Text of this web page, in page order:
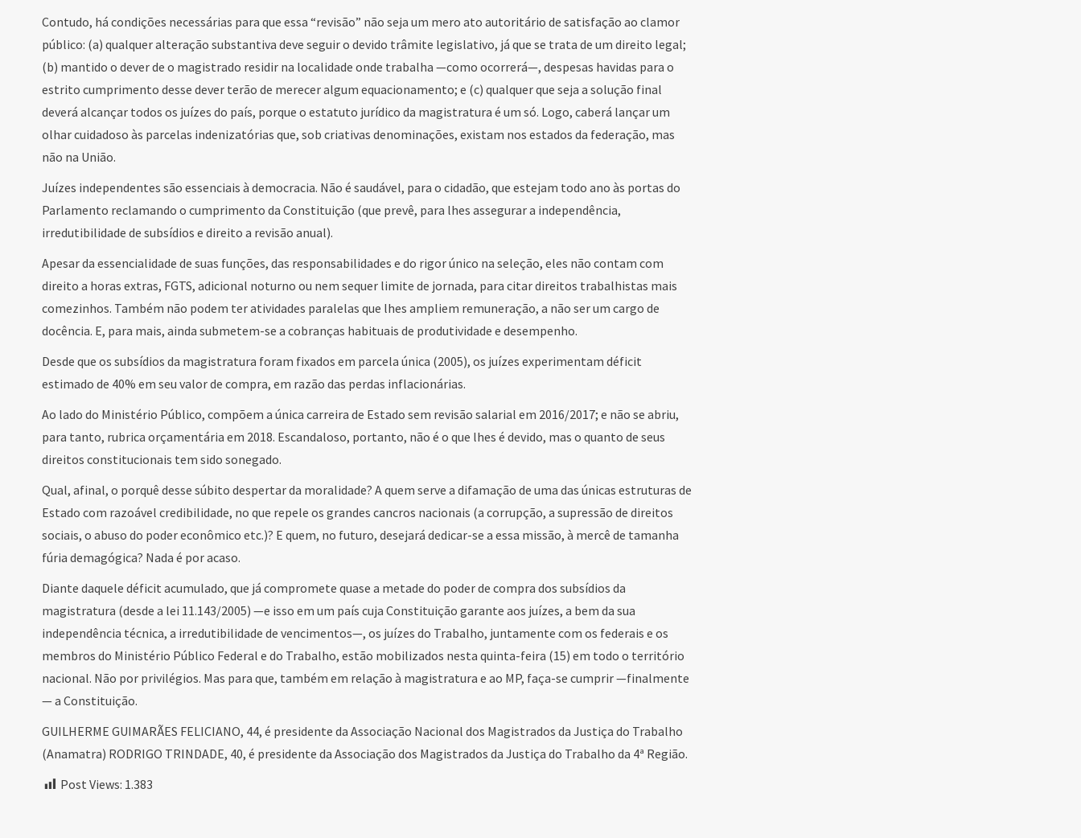
Contudo, há condições necessárias para que essa “revisão” não seja um mero ato autoritário de satisfação ao clamor
público: (a) qualquer alteração substantiva deve seguir o devido trâmite legislativo, já que se trata de um direito legal;
(b) mantido o dever de o magistrado residir na localidade onde trabalha —como ocorrerá—, despesas havidas para o
estrito cumprimento desse dever terão de merecer algum equacionamento; e (c) qualquer que seja a solução final
deverá alcançar todos os juízes do país, porque o estatuto jurídico da magistratura é um só. Logo, caberá lançar um
olhar cuidadoso às parcelas indenizatórias que, sob criativas denominações, existam nos estados da federação, mas
não na União.
Juízes independentes são essenciais à democracia. Não é saudável, para o cidadão, que estejam todo ano às portas do
Parlamento reclamando o cumprimento da Constituição (que prevê, para lhes assegurar a independência,
irredutibilidade de subsídios e direito a revisão anual).
Apesar da essencialidade de suas funções, das responsabilidades e do rigor único na seleção, eles não contam com
direito a horas extras, FGTS, adicional noturno ou nem sequer limite de jornada, para citar direitos trabalhistas mais
comezinhos. Também não podem ter atividades paralelas que lhes ampliem remuneração, a não ser um cargo de
docência. E, para mais, ainda submetem-se a cobranças habituais de produtividade e desempenho.
Desde que os subsídios da magistratura foram fixados em parcela única (2005), os juízes experimentam déficit
estimado de 40% em seu valor de compra, em razão das perdas inflacionárias.
Ao lado do Ministério Público, compõem a única carreira de Estado sem revisão salarial em 2016/2017; e não se abriu,
para tanto, rubrica orçamentária em 2018. Escandaloso, portanto, não é o que lhes é devido, mas o quanto de seus
direitos constitucionais tem sido sonegado.
Qual, afinal, o porquê desse súbito despertar da moralidade? A quem serve a difamação de uma das únicas estruturas de
Estado com razoável credibilidade, no que repele os grandes cancros nacionais (a corrupção, a supressão de direitos
sociais, o abuso do poder econômico etc.)? E quem, no futuro, desejará dedicar-se a essa missão, à mercê de tamanha
fúria demagógica? Nada é por acaso.
Diante daquele déficit acumulado, que já compromete quase a metade do poder de compra dos subsídios da
magistratura (desde a lei 11.143/2005) —e isso em um país cuja Constituição garante aos juízes, a bem da sua
independência técnica, a irredutibilidade de vencimentos—, os juízes do Trabalho, juntamente com os federais e os
membros do Ministério Público Federal e do Trabalho, estão mobilizados nesta quinta-feira (15) em todo o território
nacional. Não por privilégios. Mas para que, também em relação à magistratura e ao MP, faça-se cumprir —finalmente
— a Constituição.
GUILHERME GUIMARÃES FELICIANO, 44, é presidente da Associação Nacional dos Magistrados da Justiça do Trabalho
(Anamatra) RODRIGO TRINDADE, 40, é presidente da Associação dos Magistrados da Justiça do Trabalho da 4ª Região.
Post Views: 1.383